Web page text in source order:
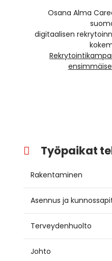
Osana Alma
digitaalisen
Työpaikat
Rakentaminen
Asennus ja
Terveydenhuolto
Johto